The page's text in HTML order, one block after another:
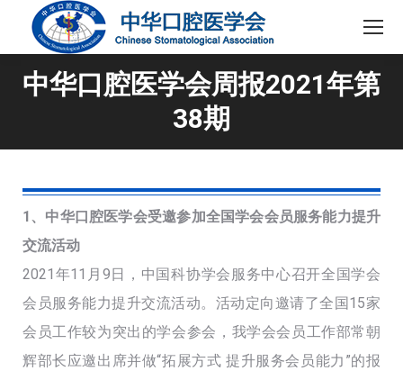
中华口腔医学会周报2021年第
38期
1、中华口腔医学会受邀参加全国学会会员服务能力提升
交流活动
2021年11月9日，中国科协学会服务中心召开全国学会
会员服务能力提升交流活动。活动定向邀请了全国15家
会员工作较为突出的学会参会，我学会会员工作部常朝
辉部长应邀出席并做“拓展方式 提升服务会员能力”的报